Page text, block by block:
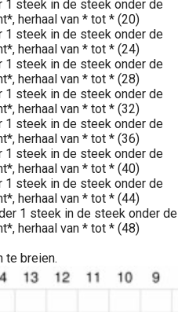
1 steek in de steek onder de
herhaal van * tot * (20)
1 steek in de steek onder de
herhaal van * tot * (24)
1 steek in de steek onder de
herhaal van * tot * (28)
1 steek in de steek onder de
herhaal van * tot * (32)
1 steek in de steek onder de
herhaal van * tot * (36)
1 steek in de steek onder de
herhaal van * tot * (40)
1 steek in de steek onder de
herhaal van * tot * (44)
1 steek in de steek onder de
herhaal van * tot * (48)
te breien.